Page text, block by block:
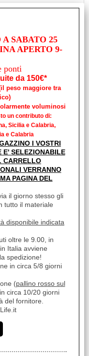
Elastica composta
all'esterno di
(Tempistica indicativa
SABATO 25
APERTO 9-
ponti
da 150€*
peso maggiore tra
voluminosi
un contributo di:
Sicilia e Calabria,
e Calabria
I VOSTRI
E' SELEZIONABILE
CARRELLO
VERRANNO
PAGINA DEL
il giorno stesso gli
tutto il materiale
disponibile indicata
oltre le 9.00, in
Italia avviene
spedizione!
in circa 5/8 giorni
(pallino rosso sul
circa 10/20 giorni
del fornitore.